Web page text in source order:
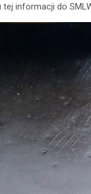
informacji do